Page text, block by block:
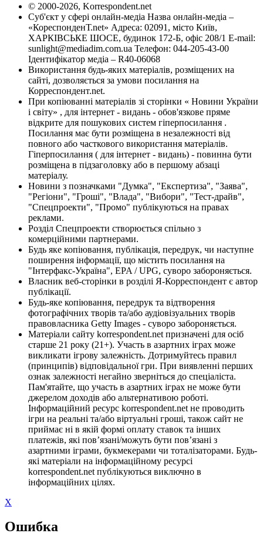
© 2000-2026, Korrespondent.net
Суб'єкт у сфері онлайн-медіа Назва онлайн-медіа –
«КореспонденТ.net» Адреса: 02091, місто Київ,
ХАРКІВСЬКЕ ШОСЕ, будинок 172-Б, офіс 208/1 E-mail:
sunlight@mediadim.com.ua Телефон: 044-205-43-00
Ідентифікатор медіа – R40-06068
Використання будь-яких матеріалів, розміщених на
сайті, дозволяється за умови посилання на
Корреспондент.net.
При копіюванні матеріалів зі сторінки « Новини України
і світу» , для інтернет - видань - обов'язкове пряме
відкрите для пошукових систем гіперпосилання .
Посилання має бути розміщена в незалежності від
повного або часткового використання матеріалів.
Гіперпосилання ( для інтернет - видань) - повинна бути
розміщена в підзаголовку або в першому абзаці
матеріалу.
Новини з позначками "Думка", "Експертиза", "Заява",
"Регіони", "Гроші", "Влада", "Вибори", "Тест-драйв",
"Спецпроекти", "Промо" публікуються на правах
реклами.
Розділ Спецпроекти створюється спільно з
комерційними партнерами.
Будь яке копіювання, публікація, передрук, чи наступне
поширення інформації, що містить посилання на
"Інтерфакс-Україна", EPA / UPG, суворо забороняється.
Власник веб-сторінки в розділі Я-Корреспондент є автор
публікації.
Будь-яке копіювання, передрук та відтворення
фотографічних творів та/або аудіовізуальних творів
правовласника Getty Images - суворо забороняється.
Матеріали сайту korrespondent.net призначені для осіб
старше 21 року (21+). Участь в азартних іграх може
викликати ігрову залежність. Дотримуйтесь правил
(принципів) відповідальної гри. При виявленні перших
ознак залежності негайно зверніться до спеціаліста.
Пам'ятайте, що участь в азартних іграх не може бути
джерелом доходів або альтернативою роботі.
Інформаційний ресурс korrespondent.net не проводить
ігри на реальні та/або віртуальні гроші, також сайт не
приймає ні в якій формі оплату ставок та інших
платежів, які пов’язані/можуть бути пов’язані з
азартними іграми, букмекерами чи тоталізаторами. Будь-
які матеріали на інформаційному ресурсі
korrespondent.net публікуються виключно в
інформаційних цілях.
X
Ошибка